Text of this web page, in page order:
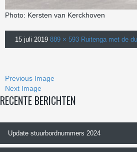
Photo: Kersten van Kerckhoven
15 juli 2019 889 × 593 Ruitenga met de
Previous Image
Next Image
RECENTE BERICHTEN
Update stuurbordnummers 2024